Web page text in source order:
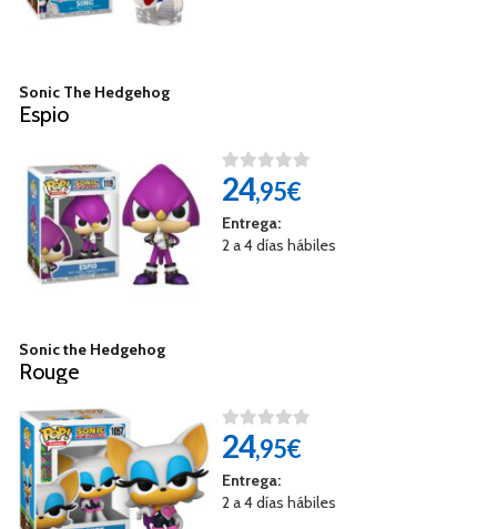
Sonic The Hedgehog
Espio
24,95€
Entrega:
2 a 4 días hábiles
Sonic the Hedgehog
Rouge
24,95€
Entrega:
2 a 4 días hábiles